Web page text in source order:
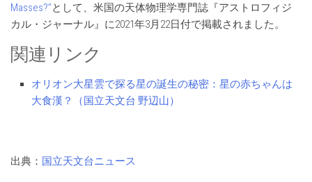
Masses?”として、米国の天体物理学専門誌『アストロフィジ
カル・ジャーナル』に2021年3月22日付で掲載されました。
関連リンク
オリオン大星雲で探る星の誕生の秘密：星の赤ちゃんは
大食漢？（国立天文台 野辺山）
出典： 国立天文台ニュース